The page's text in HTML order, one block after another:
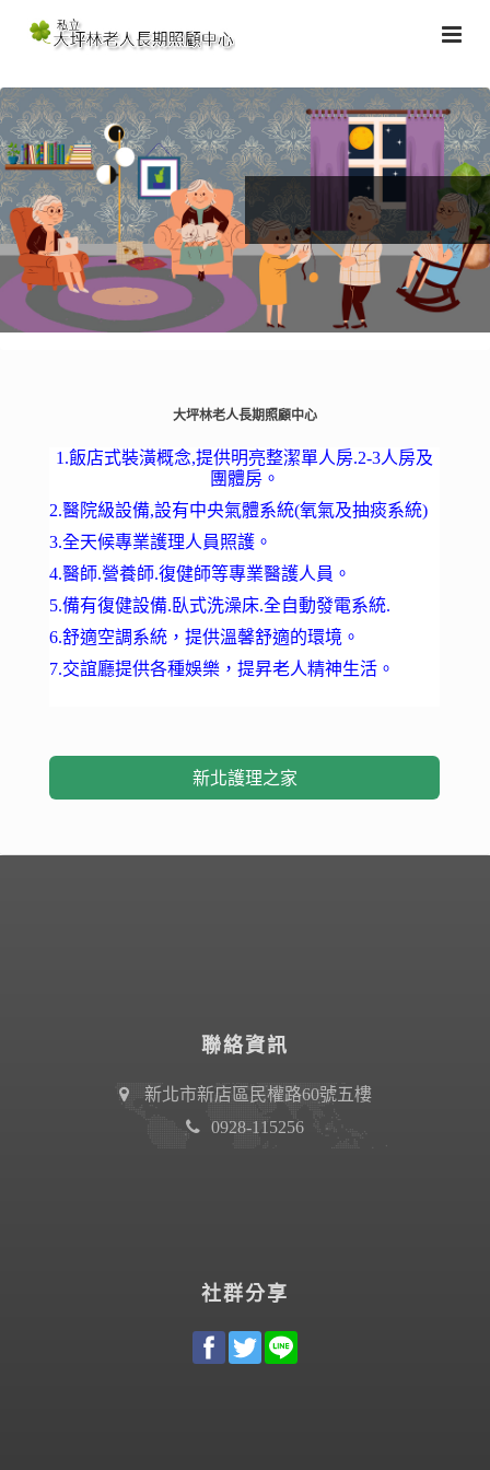
大坪林老人長期照顧中心
1.飯店式裝潢概念,提供明亮整潔單人房.2-3人房及
團體房。
2.醫院級設備,設有中央氣體系統(氧氣及抽痰系統)
3.全天候專業護理人員照護。
4.醫師.營養師.復健師等專業醫護人員。
5.備有復健設備.臥式洗澡床.全自動發電系統.
6.舒適空調系統，提供溫馨舒適的環境。
7.交誼廳提供各種娛樂，提昇老人精神生活。
新北護理之家
聯絡資訊
新北市新店區民權路60號五樓
0928-115256
社群分享